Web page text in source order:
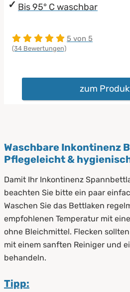
Bis 95° C waschbar
5 von 5
(34 Bewertungen)
zum
Waschbare Inkontinenz
Pflegeleicht &
Damit Ihr Inkontinenz
beachten Sie bitte ein paar
Waschen Sie das Bettlaken
empfohlenen Temperatur mit
ohne Bleichmittel. Flecken
mit einem sanften Reiniger und
behandeln.
Tipp: